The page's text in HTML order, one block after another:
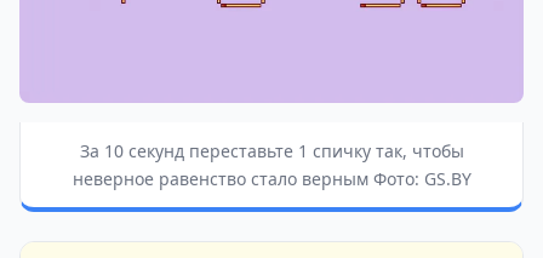
За 10 секунд переставьте 1 спичку так, чтобы
неверное равенство стало верным Фото: GS.BY